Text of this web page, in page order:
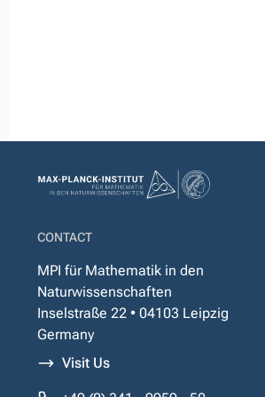
CONTACT
MPI für Mathematik in den
Naturwissenschaften
Inselstraße 22 • 04103 Leipzig
Germany
Visit Us